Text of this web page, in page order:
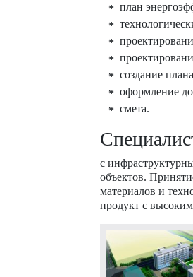
план
создание
оформление
смета.
с
объектов.
материалов и
продукт с